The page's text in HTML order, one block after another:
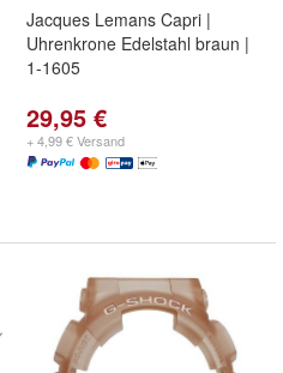
Jacques Lemans Capri |
Uhrenkrone Edelstahl braun |
1-1605
29,95 €
+ 4,99 € Versand